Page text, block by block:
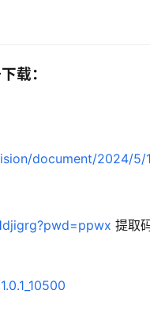
载：
document/2024/5/
提取